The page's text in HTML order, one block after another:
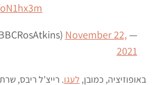
— Ros Atkins (@BBCRosAtkins)
November 22,
2021
באופוזיציה, כמובן, לעגו. רייצ’ל ריבס,